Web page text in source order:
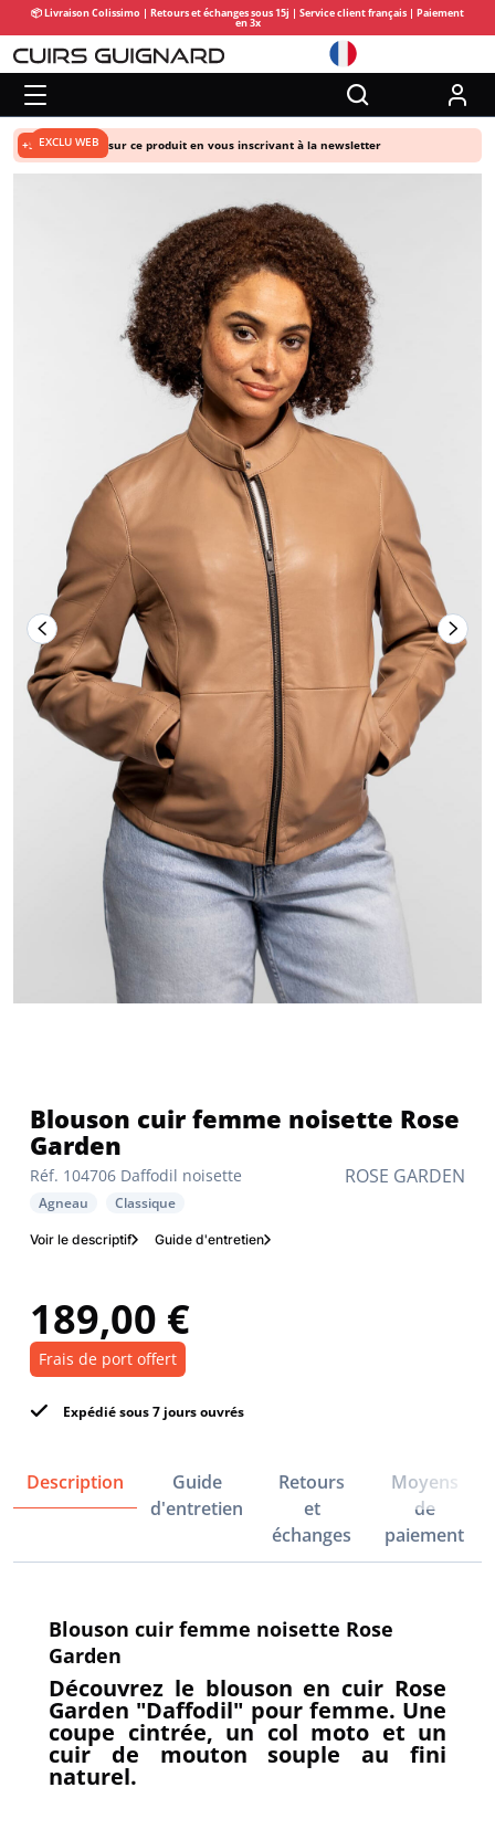
📦 Livraison Colissimo | Retours et échanges sous 15j | Service client français | Paiement
en 3x
ROSE GARDEN
Réf. 104706 Daffodil noisette
Blouson cuir femme noisette Rose
Garden
Agneau Classique
Voir le descriptif Guide d'entretien
189,00 €
Frais de port offert
Expédié sous 7 jours ouvrés
+5% de remise sur ce produit en vous inscrivant à la newsletter
EXCLU WEB
Description
Guide
d'entretien
Retours
et
échanges
Moyens
de
paiement
Blouson cuir femme noisette Rose
Garden
Découvrez le blouson en cuir Rose
Garden "Daffodil" pour femme. Une
coupe cintrée, un col moto et un
cuir de mouton souple au fini
naturel.